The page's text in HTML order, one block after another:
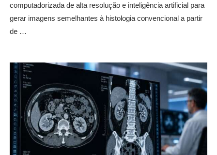
computadorizada de alta resolução e inteligência artificial para
gerar imagens semelhantes à histologia convencional a partir
de …